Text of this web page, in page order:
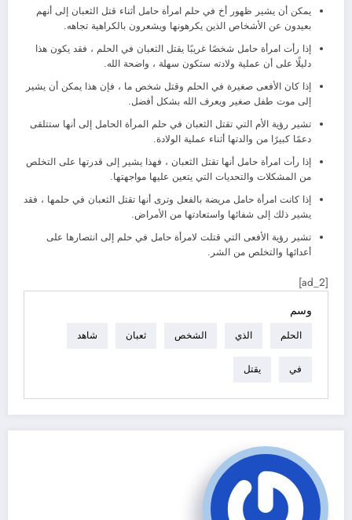
يمكن أن يشير ظهور أخ في حلم امرأة حامل أثناء قتل الثعبان إلى أنهم
بعيدون عن الأشخاص الذين يكرهونها ويشعرون بالكراهية تجاهه.
إذا رأت امرأة حامل شخصًا غريبًا يقتل الثعبان في الحلم ، فقد يكون هذا
دليلًا على أن عملية ولادته ستكون سهلة ، واضحة الله.
إذا كان الأفعى صغيرة في الحلم وقتل شخص ما ، فإن هذا يمكن أن يشير
إلى موت طفل صغير ويعرف الله بشكل أفضل.
تشير رؤية الأم التي تقتل الثعبان في حلم المرأة الحامل إلى أنها ستتلقى
دعمًا كبيرًا من والدتها أثناء عملية الولادة.
إذا رأت امرأة حامل أنها تقتل الثعبان ، فهذا يشير إلى قدرتها على التخلص
من المشكلات والتحديات التي يتعين عليها مواجهتها.
إذا كانت امرأة حامل مريضة بالفعل وترى أنها تقتل الثعبان في حلمها ، فقد
يشير ذلك إلى شفائها واستعادتها من الأمراض.
تشير رؤية الأفعى التي قتلت لامرأة حامل في حلم إلى انتصارها على
أعدائها والتخلص من الشر.
[ad_2]
وسم
الحلم الذي الشخص ثعبان شاهد
في يقتل